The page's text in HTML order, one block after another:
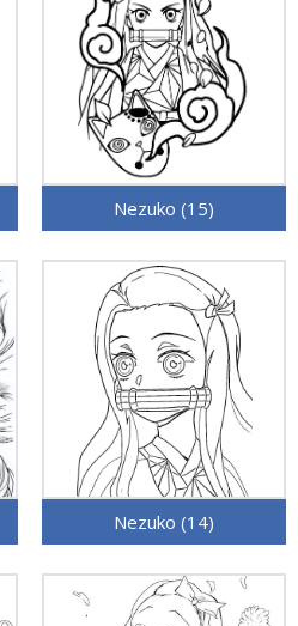
Nezuko (15)
Nezuko (14)